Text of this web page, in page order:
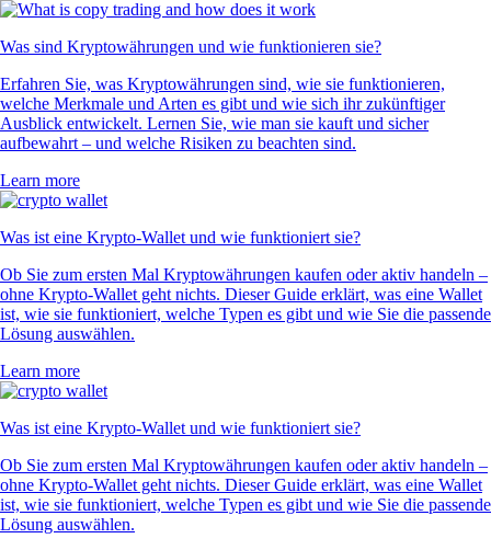
Was sind Kryptowährungen und wie funktionieren sie?
Erfahren Sie, was Kryptowährungen sind, wie sie funktionieren,
welche Merkmale und Arten es gibt und wie sich ihr zukünftiger
Ausblick entwickelt. Lernen Sie, wie man sie kauft und sicher
aufbewahrt – und welche Risiken zu beachten sind.
Learn more
Was ist eine Krypto-Wallet und wie funktioniert sie?
Ob Sie zum ersten Mal Kryptowährungen kaufen oder aktiv handeln –
ohne Krypto-Wallet geht nichts. Dieser Guide erklärt, was eine Wallet
ist, wie sie funktioniert, welche Typen es gibt und wie Sie die passende
Lösung auswählen.
Learn more
Was ist eine Krypto-Wallet und wie funktioniert sie?
Ob Sie zum ersten Mal Kryptowährungen kaufen oder aktiv handeln –
ohne Krypto-Wallet geht nichts. Dieser Guide erklärt, was eine Wallet
ist, wie sie funktioniert, welche Typen es gibt und wie Sie die passende
Lösung auswählen.